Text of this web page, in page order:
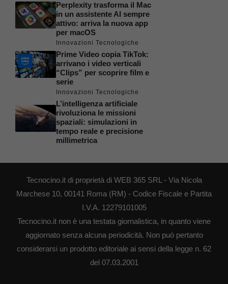
Perplexity trasforma il Mac
in un assistente AI sempre
attivo: arriva la nuova app
per macOS
Innovazioni Tecnologiche
Prime Video copia TikTok:
arrivano i video verticali
“Clips” per scoprire film e
serie
Innovazioni Tecnologiche
L’intelligenza artificiale
rivoluziona le missioni
spaziali: simulazioni in
tempo reale e precisione
millimetrica
Tecnocino.it di proprietà di WEB 365 SRL - Via Nicola
Marchese 10, 00141 Roma (RM) - Codice Fiscale e Partita
I.V.A. 12279101005
Tecnocino.it non è una testata giornalistica, in quanto viene
aggiornato senza alcuna periodicità. Non può pertanto
considerarsi un prodotto editoriale ai sensi della legge n. 62
del 07.03.2001